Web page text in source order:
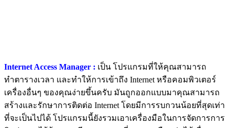
Internet Access Manager : เป็น โปรแกรมที่ให้คุณสามารถ
ทำตารางเวลา และทำให้การเข้าถึง Internet หรือคอมพิวเตอร์
เครื่องอื่นๆ ของคุณง่ายขึ้นครับ มันถูกออกแบบมาคุณสามารถ
สร้างและรักษาการติดต่อ Internet โดยมีการรบกวนน้อยที่สุดเท่า
ที่จะเป็นไปได้ โปรแกรมนี้ยังรวมเอาเครื่องมือในการจัดการการ